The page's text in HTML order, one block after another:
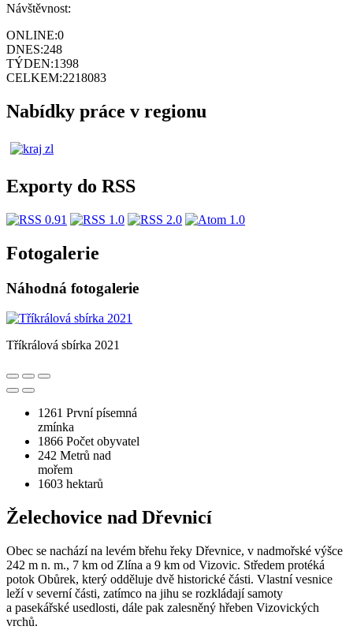
Návštěvnost:
ONLINE:0
DNES:248
TÝDEN:1398
CELKEM:2218083
Nabídky práce v regionu
Exporty do RSS
Fotogalerie
Náhodná fotogalerie
Tříkrálová sbírka 2021
1261 První písemná
zmínka
1866 Počet obyvatel
242 Metrů nad
mořem
1603 hektarů
Želechovice nad Dřevnicí
Obec se nachází na levém břehu řeky Dřevnice, v nadmořské výšce
242 m n. m., 7 km od Zlína a 9 km od Vizovic. Středem protéká
potok Obůrek, který odděluje dvě historické části. Vlastní vesnice
leží v severní části, zatímco na jihu se rozkládají samoty
a pasekářské usedlosti, dále pak zalesněný hřeben Vizovických
vrchů.